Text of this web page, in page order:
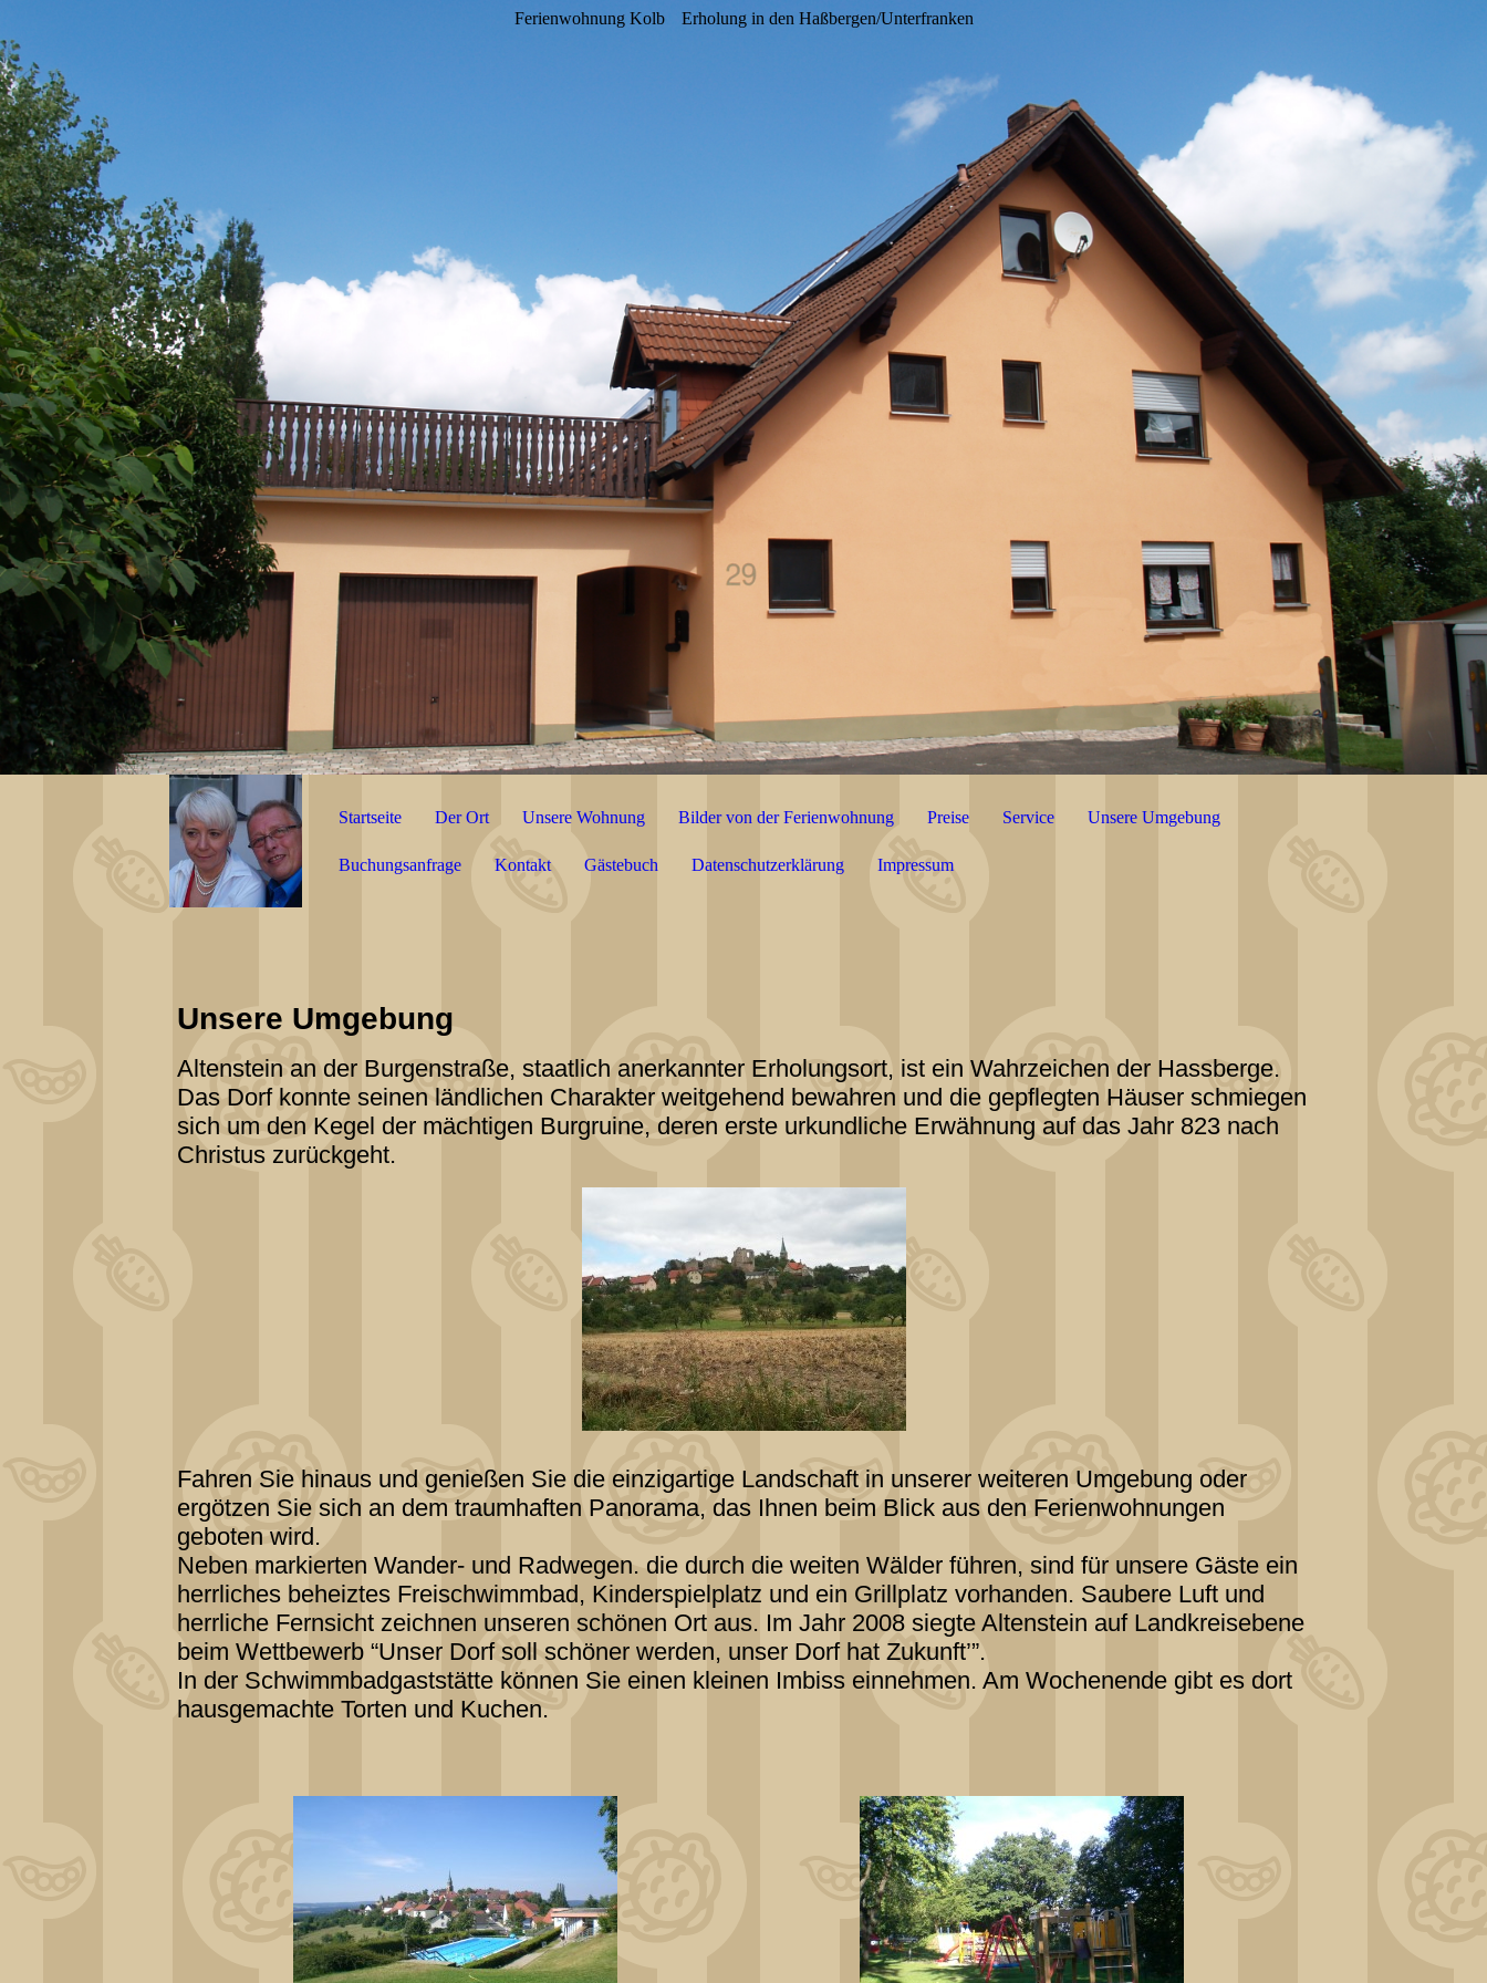
Ferienwohnung Kolb Erholung in den Haßbergen/Unterfranken
Startseite Der Ort Unsere Wohnung Bilder von der Ferienwohnung Preise Service Unsere Umgebung
Buchungsanfrage Kontakt Gästebuch Datenschutzerklärung Impressum
Unsere Umgebung
Altenstein an der Burgenstraße, staatlich anerkannter Erholungsort, ist ein Wahrzeichen der Hassberge.
Das Dorf konnte seinen ländlichen Charakter weitgehend bewahren und die gepflegten Häuser schmiegen
sich um den Kegel der mächtigen Burgruine, deren erste urkundliche Erwähnung auf das Jahr 823 nach
Christus zurückgeht.
Fahren Sie hinaus und genießen Sie die einzigartige Landschaft in unserer weiteren Umgebung oder
ergötzen Sie sich an dem traumhaften Panorama, das Ihnen beim Blick aus den Ferienwohnungen
geboten wird.
Neben markierten Wander- und Radwegen. die durch die weiten Wälder führen, sind für unsere Gäste ein
herrliches beheiztes Freischwimmbad, Kinderspielplatz und ein Grillplatz vorhanden. Saubere Luft und
herrliche Fernsicht zeichnen unseren schönen Ort aus. Im Jahr 2008 siegte Altenstein auf Landkreisebene
beim Wettbewerb “Unser Dorf soll schöner werden, unser Dorf hat Zukunft’”.
In der Schwimmbadgaststätte können Sie einen kleinen Imbiss einnehmen. Am Wochenende gibt es dort
hausgemachte Torten und Kuchen.